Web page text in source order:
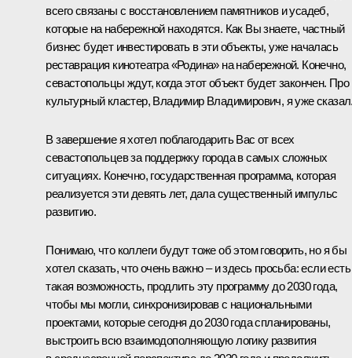
всего связаны с восстановлением памятников и усадеб,
которые на набережной находятся. Как Вы знаете, частный
бизнес будет инвестировать в эти объекты, уже началась
реставрация кинотеатра «Родина» на набережной. Конечно,
севастопольцы ждут, когда этот объект будет закончен. Про
культурный кластер, Владимир Владимирович, я уже
В завершение я хотел поблагодарить Вас от всех
севастопольцев за поддержку города в самых сложных
ситуациях. Конечно, государственная программа, которая
реализуется эти девять лет, дала существенный импульс
развитию.
Понимаю, что коллеги будут тоже об этом говорить, но я бы
хотел сказать, что очень важно – и здесь просьба: если есть
такая возможность, продлить эту программу до 2030 года,
чтобы мы могли, синхронизировав с национальными
проектами, которые сегодня до 2030 года спланированы,
выстроить всю взаимодополняющую логику развития